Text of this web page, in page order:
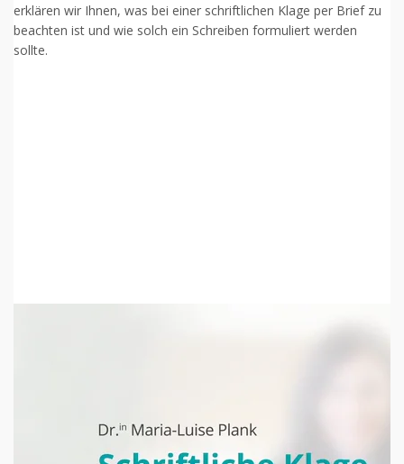
erklären wir Ihnen, was bei einer schriftlichen Klage per Brief zu
beachten ist und wie solch ein Schreiben formuliert werden
sollte.